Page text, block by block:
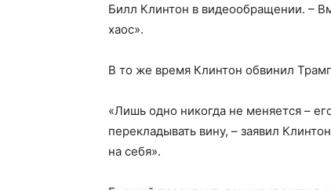
Билл Клинтон в видеообращении. –
хаос».
В то же время Клинтон обвинил
«Лишь одно никогда не меняется –
перекладывать вину, – заявил
на себя».